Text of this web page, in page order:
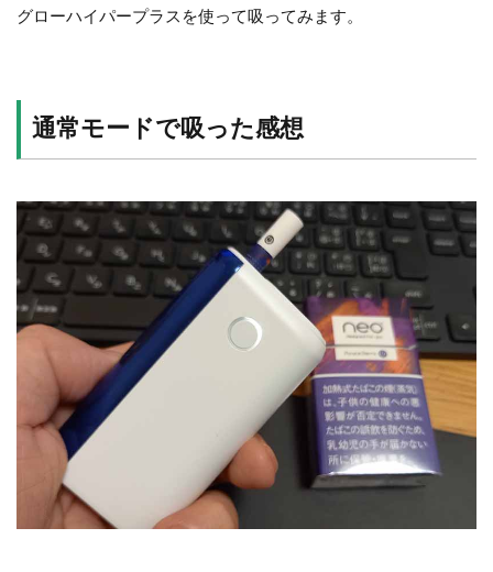
グローハイパープラスを使って吸ってみます。
通常モードで吸った感想